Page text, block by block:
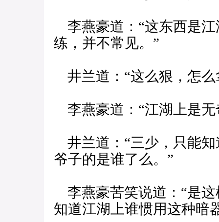
李燕豪道：“这东西是
练，并不常见。”
井兰道：“这么狠，怎么
李燕豪道：“江湖上是无
井兰道：“三少，只能
爷子的是谁了么。”
李燕豪苦笑说道：“是
知道江湖上谁惯用这种暗